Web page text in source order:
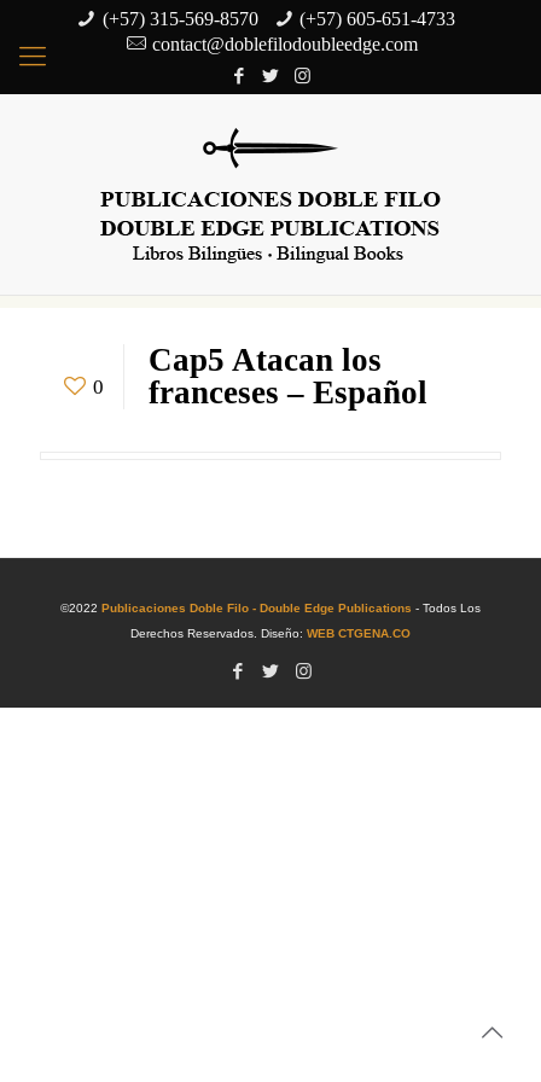
(+57) 315-569-8570
(+57) 605-651-4733
contact@doblefilodoubleedge.com
0
Cap5 Atacan los
franceses – Español
©2022 Publicaciones Doble Filo - Double Edge Publications - Todos Los
Derechos Reservados. Diseño: WEB CTGENA.CO